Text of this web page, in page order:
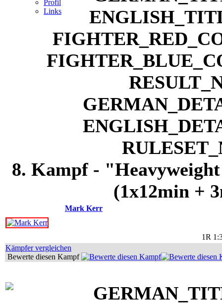
Profil
Links
8. Kampf -
(1x12min +
Mark Kerr
1R
Kämpfer vergleichen
Bewerte diesen Kampf